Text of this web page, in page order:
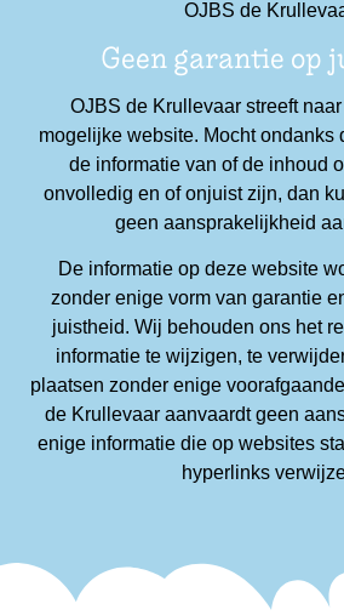
OJBS de
Geen garantie op
OJBS de Krullevaar streeft
mogelijke website. Mocht ondanks
de informatie van of de inhoud
onvolledig en of onjuist zijn, dan
geen aansprakelijkheid
De informatie op deze website
zonder enige vorm van garantie
juistheid. Wij behouden ons het
informatie te wijzigen, te
plaatsen zonder enige
de Krullevaar aanvaardt geen
enige informatie die op websites
hyperlinks